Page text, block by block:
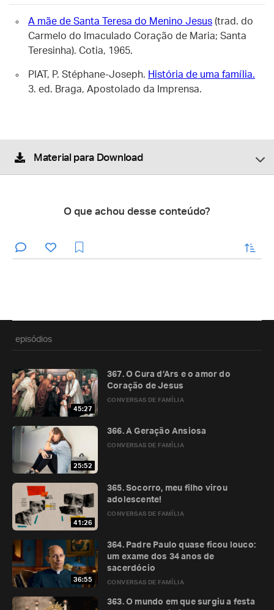
A mãe de Santa Teresa do Menino Jesus (trad. do
Carmelo do Imaculado Coração de Maria; Santa
Teresinha). Cotia, 1965.
PIAT, P. Stéphane-Joseph. História de uma família.
3. ed. Braga, Apostolado da Imprensa.
Material para Download
O que achou desse conteúdo?
enviar
episódios
45:27
CONVERSAS DE FAMÍLIA
367. O Cura d’Ars e o amor do
Coração de Jesus
25:52
CONVERSAS DE FAMÍLIA
366. A Geração Ansiosa
41:26
CONVERSAS DE FAMÍLIA
365. Socorro, meu filho virou
adolescente!
36:55 CONVERSAS DE FAMÍLIA
364. Padre Paulo quase ficou louco:
um exame dos 34 anos de
sacerdócio
363. O mundo em que surgiu a festa